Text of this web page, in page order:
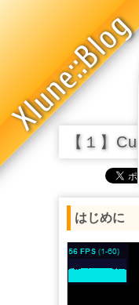
Xlune::Blog
【１】
はじめに